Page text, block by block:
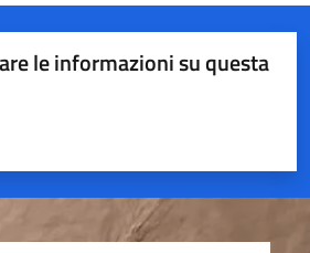
le informazioni su questa
5 stelle su 5
su 5
su 5
5